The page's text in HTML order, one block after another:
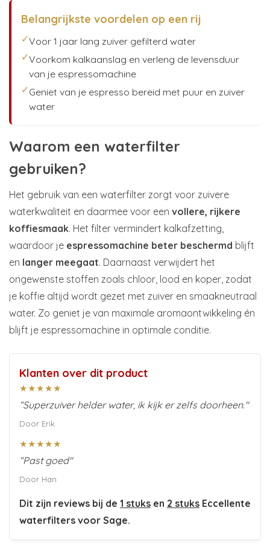
Belangrijkste voordelen op een rij
✓Voor 1 jaar lang zuiver gefilterd water
✓Voorkom kalkaanslag en verleng de levensduur
van je espressomachine
✓Geniet van je espresso bereid met puur en zuiver
water
Waarom een waterfilter
gebruiken?
Het gebruik van een waterfilter zorgt voor zuivere
waterkwaliteit en daarmee voor een vollere, rijkere
koffiesmaak. Het filter vermindert kalkafzetting,
waardoor je espressomachine beter beschermd blijft
en langer meegaat. Daarnaast verwijdert het
ongewenste stoffen zoals chloor, lood en koper, zodat
je koffie altijd wordt gezet met zuiver en smaakneutraal
water. Zo geniet je van maximale aromaontwikkeling én
blijft je espressomachine in optimale conditie.
Klanten over dit product
★★★★★
“Superzuiver helder water, ik kijk er zelfs doorheen."
Door Erik
★★★★★
“Past goed"
Door Han
Dit zijn reviews bij de 1 stuks en 2 stuks Eccellente
waterfilters voor Sage.